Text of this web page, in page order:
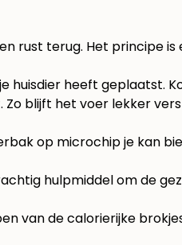
rust terug. Het principe is
huisdier heeft geplaatst.
blijft het voer lekker
op microchip je kan
hulpmiddel om de
van de calorierijke